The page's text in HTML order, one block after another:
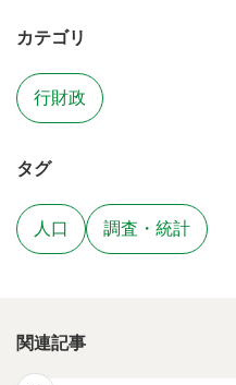
カテゴリ
行財政
タグ
人口 調査・統計
関連記事